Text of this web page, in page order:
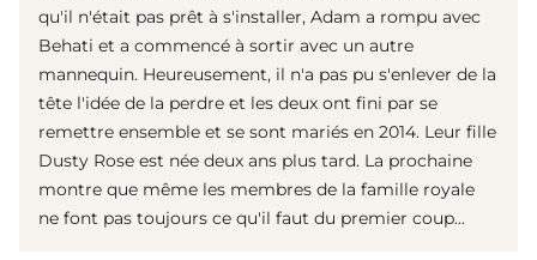
qu'il n'était pas prêt à s'installer, Adam a rompu avec
Behati et a commencé à sortir avec un autre
mannequin. Heureusement, il n'a pas pu s'enlever de la
tête l'idée de la perdre et les deux ont fini par se
remettre ensemble et se sont mariés en 2014. Leur fille
Dusty Rose est née deux ans plus tard. La prochaine
montre que même les membres de la famille royale
ne font pas toujours ce qu'il faut du premier coup...